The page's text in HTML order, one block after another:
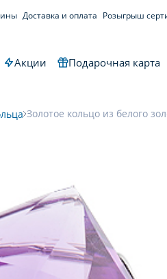
Доставка и оплата Розыгрыш
Акции Подарочная карта
Золотое кольцо из белого